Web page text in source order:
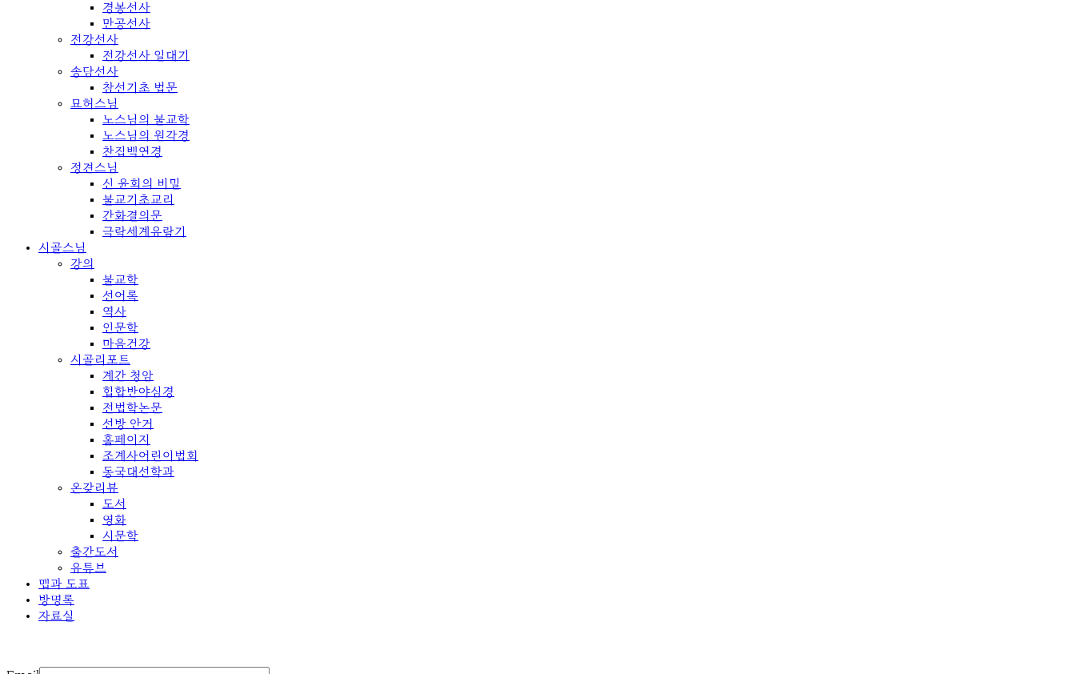
경봉선사
만공선사
전강선사
전강선사 일대기
송담선사
참선기초 법문
묘허스님
노스님의 불교학
노스님의 원각경
찬집백연경
정견스님
신 윤회의 비밀
불교기초교리
간화결의문
극락세계유람기
시골스님
강의
불교학
선어록
역사
인문학
마음건강
시골리포트
계간 청암
힙합반야심경
전법학논문
선방 안거
홈페이지
조계사어린이법회
동국대선학과
온갖리뷰
도서
영화
시문학
출간도서
유튜브
맵과 도표
방명록
자료실